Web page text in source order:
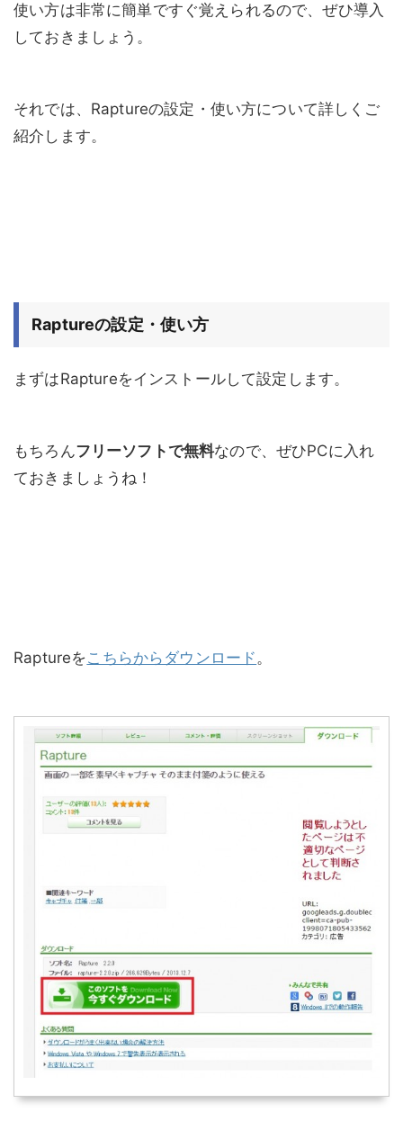
使い方は非常に簡単ですぐ覚えられるので、ぜひ導入
しておきましょう。
それでは、Raptureの設定・使い方について詳しくご
紹介します。
Raptureの設定・使い方
まずはRaptureをインストールして設定します。
もちろんフリーソフトで無料なので、ぜひPCに入れ
ておきましょうね！
Raptureをこちらからダウンロード。